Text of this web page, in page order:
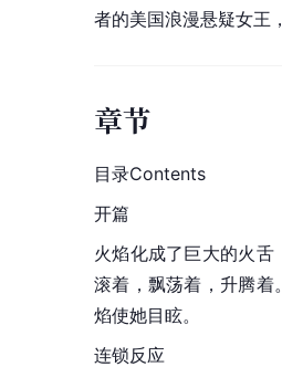
者的美国浪漫悬疑女王
章节
目录Contents
开篇
火焰化成了巨大的火
滚着，飘荡着，升腾着
焰使她目眩。
连锁反应